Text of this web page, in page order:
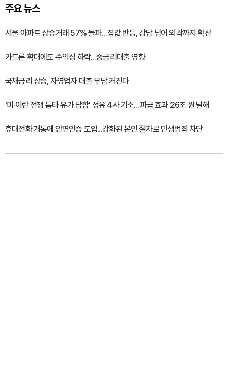
주요 뉴스
서울 아파트 상승거래 57% 돌파…집값 반등, 강남 넘어 외곽까지 확산
카드론 확대에도 수익성 하락…중금리대출 영향
국채금리 상승, 자영업자 대출 부담 커진다
'미·이란 전쟁 틈타 유가 담합' 정유 4사 기소…파급 효과 26조 원 달해
휴대전화 개통에 안면인증 도입...강화된 본인 절차로 민생범죄 차단